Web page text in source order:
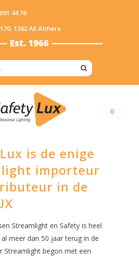
44 76
1362 AE Almere
0
is de enige
importeur
in de
Streamlight en Safety is heel
meer dan 50 jaar terug in de
Streamlight begon met een